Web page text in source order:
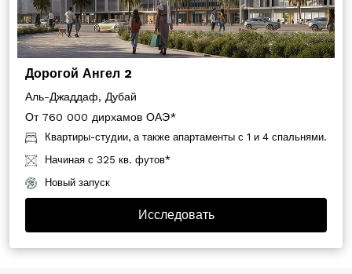
Дорогой Ангел 2
Аль-Джаддаф, Дубай
От 760 000 дирхамов ОАЭ*
Квартиры-студии, а также апартаменты с 1 и 4 спальнями.
Начиная с 325 кв. футов*
Новый запуск
Исследовать